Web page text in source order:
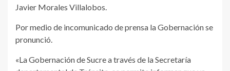
Javier Morales Villalobos.
Por medio de incomunicado de prensa la Gobernación se
pronunció.
«La Gobernación de Sucre a través de la Secretaría